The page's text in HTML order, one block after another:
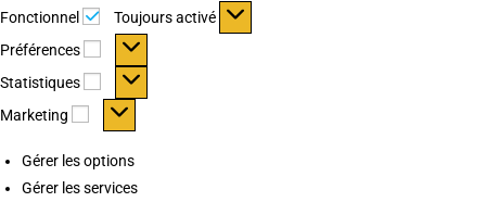
Fonctionnel Fonctionnel
Toujours activé
Préférences
Préférences
Statistiques Statistiques
Marketing Marketing
Gérer les options
Gérer les services